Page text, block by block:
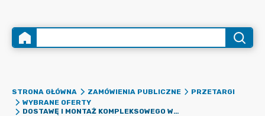
STRONA GŁÓWNA ZAMÓWIENIA PUBLICZNE
PRZETARGI
WYBRANE OFERTY
DOSTAWĘ I MONTAŻ KOMPLEKSOWEGO WYPOSAŻENIA ŻŁOBKA PRZY UL. GODEBSKIEGO W RASZYNIE Z PODZIAŁEM NA ZADANIA